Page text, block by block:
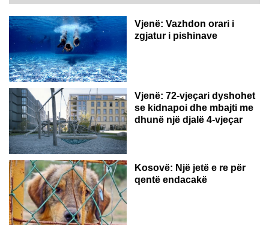
Vjenë: Vazhdon orari i
zgjatur i pishinave
Vjenë: 72-vjeçari dyshohet
se kidnapoi dhe mbajti me
dhunë një djalë 4-vjeçar
Kosovë: Një jetë e re për
qentë endacakë